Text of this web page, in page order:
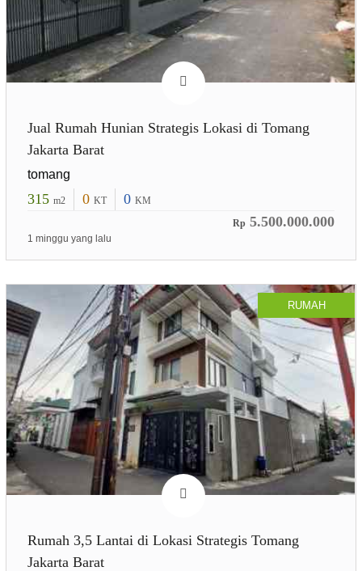
Jual Rumah Hunian Strategis Lokasi di Tomang
Jakarta Barat
tomang
315 m2 0 KT 0 KM
Rp 5.500.000.000
1 minggu yang lalu
RUMAH
Rumah 3,5 Lantai di Lokasi Strategis Tomang
Jakarta Barat